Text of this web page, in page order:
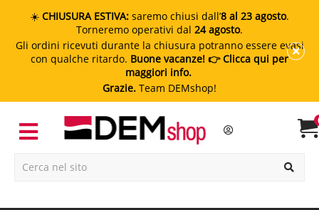
☀️ CHIUSURA ESTIVA: saremo chiusi dall’8 al 23 agosto.
Torneremo operativi dal 24 agosto.
Gli ordini ricevuti durante la chiusura potranno essere evasi
con qualche ritardo. Buone vacanze! 👉 Clicca qui per
maggiori info.
Grazie. Team DEMshop!